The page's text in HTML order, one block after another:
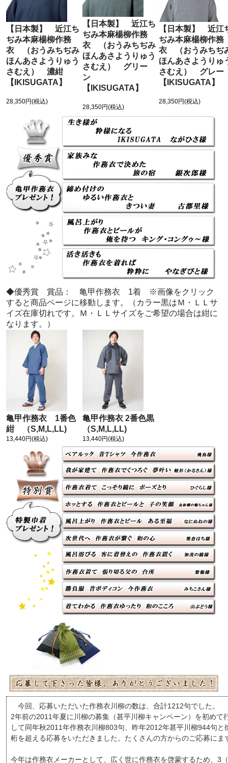
【日本製】 近江ち
ぢみ本麻楊柳作務
衣 （おうみちぢみ
ほんあさようりゅう
さむえ） 濃紺
【IKISUGATA】
28,350円(税込)
【日本製】 近江ち
ぢみ本麻楊柳作務
衣 （おうみちぢみ
ほんあさようりゅう
さむえ） グリー
ン
【IKISUGATA】
28,350円(税込)
【日本製】 近江
ぢみ本麻楊柳作務
衣 （おうみちぢ
ほんあさようりゅ
さむえ） グレ
【IKISUGATA】
28,350円(税込)
◆優秀賞 賞品： 亀甲作務衣 1着 ※画像をクリック
すると商品ページに移動します。（カラー黒はＭ・ＬＬサ
イズ在庫切れです。Ｍ・ＬＬサイズをご希望の場合は紺に
なります。）
亀甲作務衣 1番色
紺 （S,M,L,LL)
13,440円(税込)
亀甲作務衣 2番色黒
（S,M,L,LL)
13,440円(税込)
今回、応募いただいた作務衣川柳の数は、合計1212句でした。
2年前の2011年夏に川柳の募集（甚平川柳キャンペーン）を初めて
して同年秋2011年作務衣川柳803句、昨年2012年甚平川柳944句
桁を超える応募をいただきました。たくさんの方からのご応募にま
今年は作務衣メーカーとして、広く世に作務衣を啓蒙するため、3